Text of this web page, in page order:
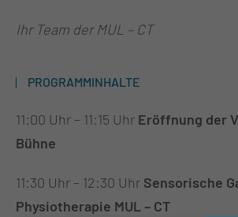
Ihr Team der MUL – CT
PROGRAMMINHALTE
11:00 Uhr – 11:15 Uhr Eröffnung der
Bühne
11:30 Uhr – 12:30 Uhr Sensorische
Physiotherapie MUL – CT